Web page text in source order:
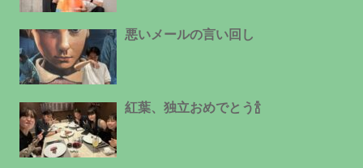
悪いメールの言い回し
紅葉、独立おめでとう🍾